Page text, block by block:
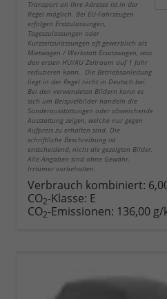
Transport an Ihre Adresse ist in der
Regel möglich. Bei EU-Fahrzeugen
erfolgen Erstzulassungen,
Tageszulassungen oder
Kurzzeitzulassungen oft gewerblich als
Mietwagen / Werkstatt Ersatzwagen, was
den ersten HU/AU Zeitraum auf 1 Jahr
reduzieren kann. Die Betriebsanleitung
liegt in der Regel nicht in Deutsch bei.
Bei den verwendeten Bildern kann es
sich um Beispielbilder handeln die
Sonderausstattungen oder abweichende
Ausstattung zeigen, welche nur gegen
Aufpreis zu erhalten sind. Die
schriftliche Beschreibung ist
entscheidend, nicht die gezeigten Bilder.
Alle Angaben sind ohne Gewähr.
Irrtümer vorbehalten.
Verbrauch kombiniert:
CO2-Klasse: E
CO2-Emissionen: 136,00 g/